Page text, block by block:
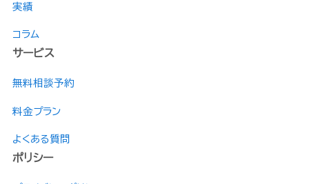
実績
コラム
サービス
無料相談予約
料金プラン
よくある質問
ポリシー